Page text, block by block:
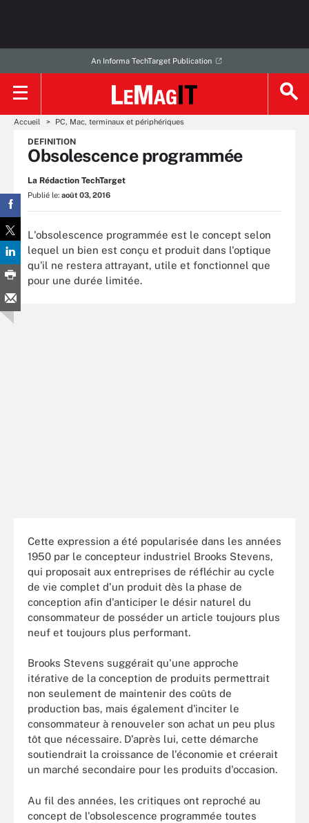
An Informa TechTarget Publication
Accueil PC, Mac, terminaux et périphériques
DEFINITION
Obsolescence programmée
La Rédaction TechTarget
Publié le: août 03, 2016
L'obsolescence programmée est le concept selon
lequel un bien est conçu et produit dans l'optique
qu'il ne restera attrayant, utile et fonctionnel que
pour une durée limitée.
Cette expression a été popularisée dans les années
1950 par le concepteur industriel Brooks Stevens,
qui proposait aux entreprises de réfléchir au cycle
de vie complet d'un produit dès la phase de
conception afin d'anticiper le désir naturel du
consommateur de posséder un article toujours plus
neuf et toujours plus performant.
Brooks Stevens suggérait qu'une approche
itérative de la conception de produits permettrait
non seulement de maintenir des coûts de
production bas, mais également d'inciter le
consommateur à renouveler son achat un peu plus
tôt que nécessaire. D'après lui, cette démarche
soutiendrait la croissance de l'économie et créerait
un marché secondaire pour les produits d'occasion.
Au fil des années, les critiques ont reproché au
concept de l'obsolescence programmée toutes